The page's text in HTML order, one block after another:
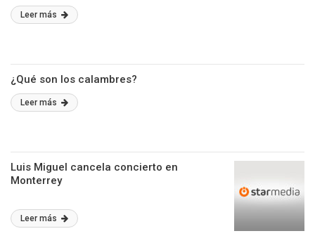
Leer más
¿Qué son los calambres?
Leer más
Luis Miguel cancela concierto en
Monterrey
Leer más